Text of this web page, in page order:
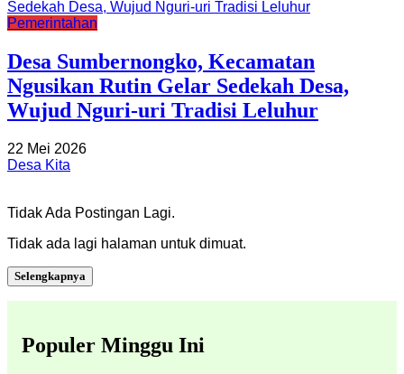
Pemerintahan
Desa Sumbernongko, Kecamatan
Ngusikan Rutin Gelar Sedekah Desa,
Wujud Nguri-uri Tradisi Leluhur
22 Mei 2026
Desa Kita
Tidak Ada Postingan Lagi.
Tidak ada lagi halaman untuk dimuat.
Selengkapnya
Populer Minggu Ini